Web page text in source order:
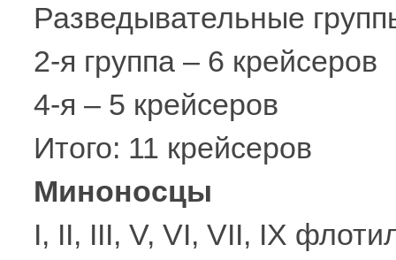
Разведывательные
2-я группа – 6 крейсеров
4-я – 5 крейсеров
Итого: 11 крейсеров
Миноносцы
I, II, III, V, VI, VII, IX